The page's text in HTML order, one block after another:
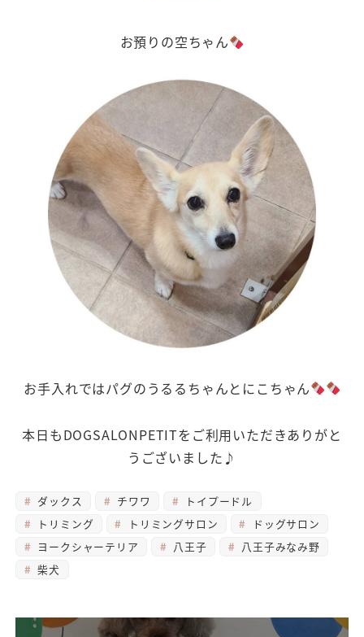
お預りの空ちゃん
お手入れではパグのうるるちゃんとにこちゃん
本日もDOGSALONPETITをご利用いただきありがと
うございました♪
ダックス チワワ
トイプードル
トリミング
トリミングサロン
ドッグサロン
ヨークシャーテリア
八王子
八王子みなみ野
柴犬